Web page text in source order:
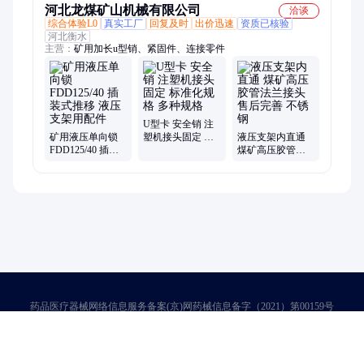
河北龙煤矿山机械有限公司
洽谈
综合体验L0 真实工厂 回复及时 出价迅速
资质已核验
河北衡水
主营： 矿用加长u型销、紧固件、连接零件
矿用液压单向锁
FDD125/40 插装
U型卡 安全销 注
塑机接头固定 标
液压支架内直通
煤矿高压胶管法
药品医疗器械网络信息服务备案(京)网药械信息备字（2021）第00159号